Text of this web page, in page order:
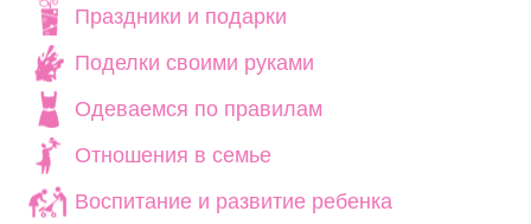
Праздники и подарки
Поделки своими руками
Одеваемся по правилам
Отношения в семье
Воспитание и развитие ребенка